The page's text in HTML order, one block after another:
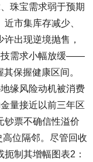
珠宝需求弱于预期
市集库存减少、
出现逆境抛售，
技需求小幅放缓——
保握健康区间。
缘风险动机被消费
量接近以前三年区
票不确信性溢价
位隔邻。尽管回收
制其增幅图表2：